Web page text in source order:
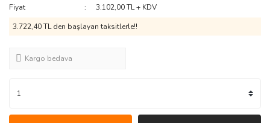
Fiyat
3.102,00 TL + KDV
3.722,40 TL den başlayan taksitlerle!!
Kargo bedava